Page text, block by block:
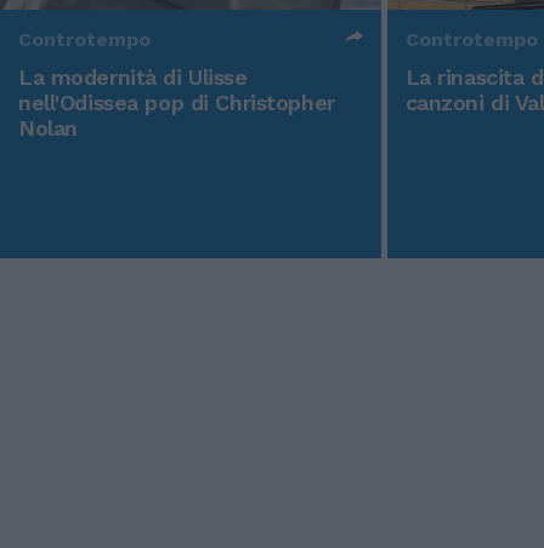
Controtempo
La modernità di Ulisse
nell'Odissea pop di Christopher
Nolan
Controtempo
La rinascita
canzoni di